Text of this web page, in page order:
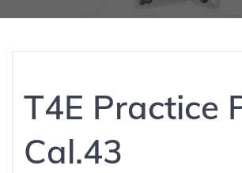
T4E Practice
Cal.43